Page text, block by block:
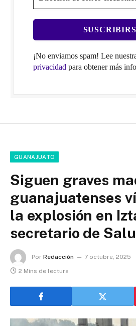
¡No enviamos spam! Lee
privacidad para obtener más
GUANAJUATO
Siguen graves
guanajuatenses
la explosión en
secretario de
Por Redacción 7 octubre, 2025
2 Mins de lectura